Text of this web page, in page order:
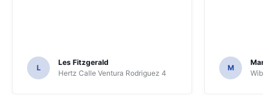
L
Les Fitzgerald
Hertz Calle Ventura Rodriguez 4
M